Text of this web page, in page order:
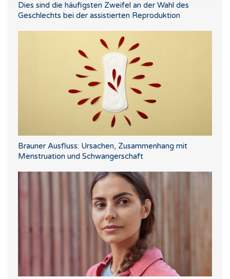
Dies sind die häufigsten Zweifel an der Wahl des
Geschlechts bei der assistierten Reproduktion
Brauner Ausfluss: Ursachen, Zusammenhang mit
Menstruation und Schwangerschaft